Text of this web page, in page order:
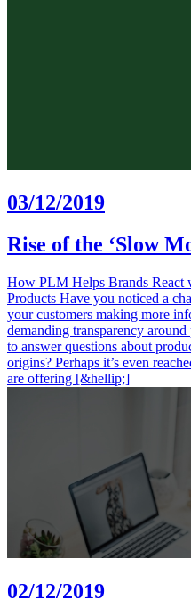
03/12/2019
Rise of the ‘Slow
How PLM Helps Brands React
Products Have you noticed a
your customers making more
demanding transparency
to answer questions about
origins? Perhaps it’s even
are offering [&hellip;]
02/12/2019